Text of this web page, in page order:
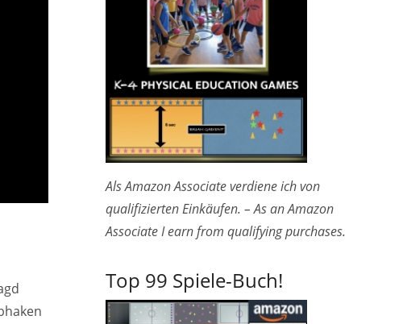
Als Amazon Associate verdiene ich von
qualifizierten Einkäufen. – As an Amazon
Associate I earn from qualifying purchases.
Top 99 Spiele-Buch!